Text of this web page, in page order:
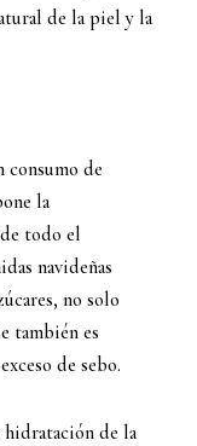
de la piel y la
consumo de
la
todo el
navideñas
no solo
también es
de sebo.
hidratación de la